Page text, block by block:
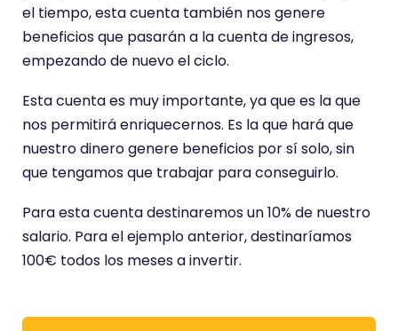
el tiempo, esta cuenta también nos genere
beneficios que pasarán a la cuenta de ingresos,
empezando de nuevo el ciclo.
Esta cuenta es muy importante, ya que es la que
nos permitirá enriquecernos. Es la que hará que
nuestro dinero genere beneficios por sí solo, sin
que tengamos que trabajar para conseguirlo.
Para esta cuenta destinaremos un 10% de nuestro
salario. Para el ejemplo anterior, destinaríamos
100€ todos los meses a invertir.